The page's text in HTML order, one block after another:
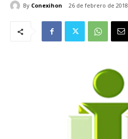
By Conexihon 26 de febrero de 2018